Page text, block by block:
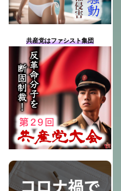
共産党はファシスト集団